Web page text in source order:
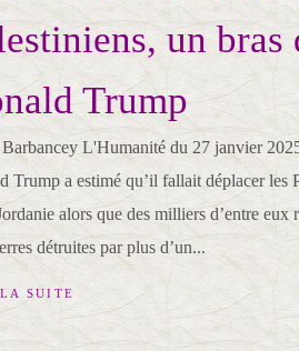
un bras
Trump
Barbancey L'Humanité du 27 janvier
Trump a estimé qu’il fallait déplacer les
alors que des milliers d’entre eux
détruites par plus d’un...
SUITE